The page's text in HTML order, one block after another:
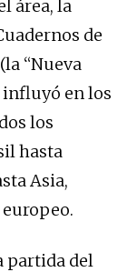
área, la
de
“Nueva
influyó en los
los
hasta
Asia,
partida del